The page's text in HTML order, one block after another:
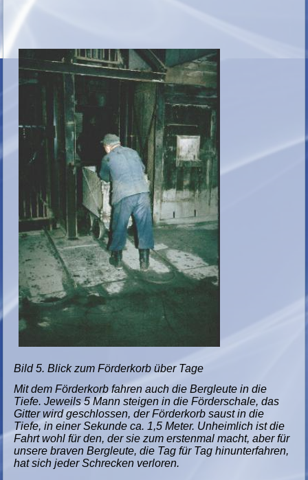
Bild 5. Blick zum Förderkorb über Tage
Mit dem Förderkorb fahren auch die Bergleute in die
Tiefe. Jeweils 5 Mann steigen in die Förderschale, das
Gitter wird geschlossen, der Förderkorb saust in die
Tiefe, in einer Sekunde ca. 1,5 Meter. Unheimlich ist die
Fahrt wohl für den, der sie zum erstenmal macht, aber für
unsere braven Bergleute, die Tag für Tag hinunterfahren,
hat sich jeder Schrecken verloren.